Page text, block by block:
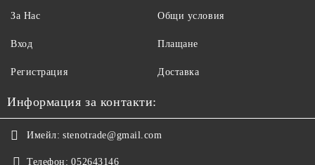
За Нас
Вход
Регистрация
Общи условия
Плащане
Доставка
Информация за контакти:
Имейл: stenotrade@gmail.com
Телефон: 052643146